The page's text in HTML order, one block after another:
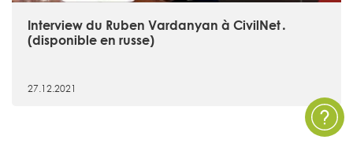
Interview du Ruben Vardanyan à CivilNet․
(disponible en russe)
27.12.2021